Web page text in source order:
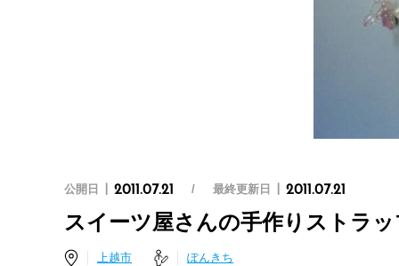
公開日 2011.07.21 最終更新日 2011.07.21
スイーツ屋さんの手作りストラ
上越市 ぽんきち